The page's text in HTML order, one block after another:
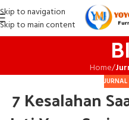
Skip to navigation
Skip to main content
Home/
7 Kesalahan